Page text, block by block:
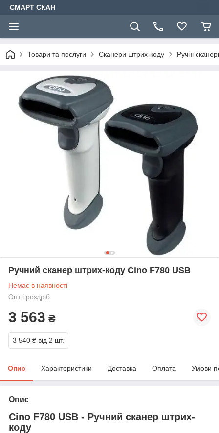
СМАРТ СКАН
Товари та послуги Сканери штрих-коду Ручні
Ручний сканер штрих-коду Cino F780 USB
Немає в наявності
Опт і роздріб
3 563 ₴
3 540 ₴ від 2 шт.
Опис Характеристики Доставка Оплата Умови
Опис
Cino F780 USB - Ручний сканер штрих-
коду